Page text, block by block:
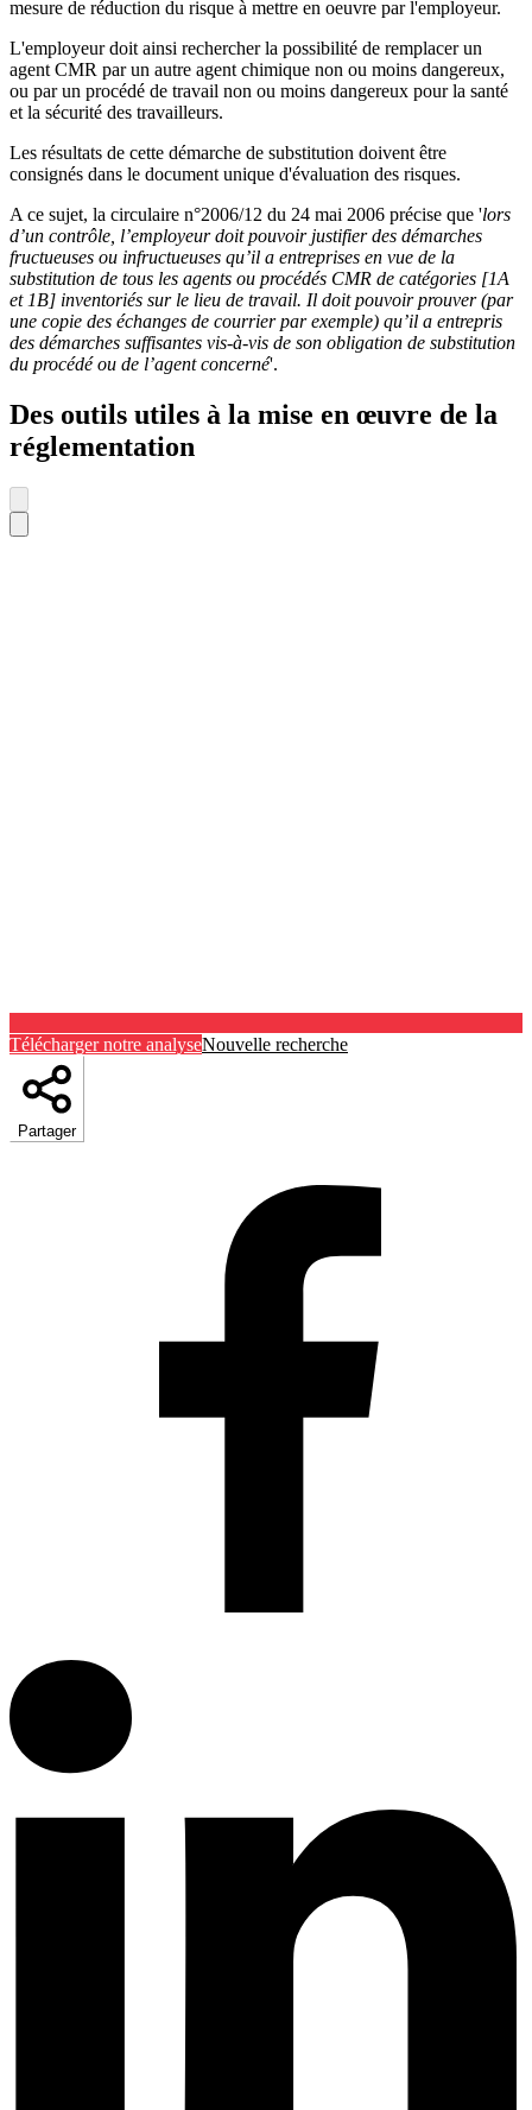
mesure de réduction du risque à mettre en oeuvre par l'employeur.
L'employeur doit ainsi rechercher la possibilité de remplacer un
agent CMR par un autre agent chimique non ou moins dangereux,
ou par un procédé de travail non ou moins dangereux pour la santé
et la sécurité des travailleurs.
Les résultats de cette démarche de substitution doivent être
consignés dans le document unique d'évaluation des risques.
A ce sujet, la circulaire n°2006/12 du 24 mai 2006 précise que 'lors
d’un contrôle, l’employeur doit pouvoir justifier des démarches
fructueuses ou infructueuses qu’il a entreprises en vue de la
substitution de tous les agents ou procédés CMR de catégories [1A
et 1B] inventoriés sur le lieu de travail. Il doit pouvoir prouver (par
une copie des échanges de courrier par exemple) qu’il a entrepris
des démarches suffisantes vis-à-vis de son obligation de substitution
du procédé ou de l’agent concerné'.
Des outils utiles à la mise en œuvre de la
réglementation
Télécharger notre analyseNouvelle recherche
Partager